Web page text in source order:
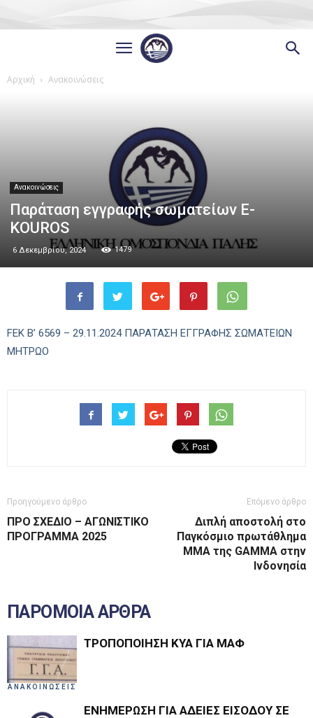
Αρχική Ανακοινώσεις
Ανακοινώσεις
Παράταση εγγραφής σωματείων E-
KOUROS
6 Δεκεμβρίου, 2024 1479
FEK B’ 6569 – 29.11.2024 ΠΑΡΑΤΑΣΗ ΕΓΓΡΑΦΗΣ ΣΩΜΑΤΕΙΩΝ
ΜΗΤΡΩΟ
Προηγούμενο άρθρο
ΠΡΟ ΣΧΕΔΙΟ – ΑΓΩΝΙΣΤΙΚΟ
ΠΡΟΓΡΑΜΜΑ 2025
Επόμενο άρθρο
Διπλή αποστολή στο
Παγκόσμιο πρωτάθλημα
ΜΜΑ της GAMMA στην
Ινδονησία
ΠΑΡΟΜΟΙΑ ΑΡΘΡΑ
ΑΝΑΚΟΙΝΩΣΕΙΣ
ΤΡΟΠΟΠΟΙΗΣΗ ΚΥΑ ΓΙΑ ΜΑΦ
ΕΝΗΜΕΡΩΣΗ ΓΙΑ ΑΔΕΙΕΣ ΕΙΣΟΔΟΥ ΣΕ